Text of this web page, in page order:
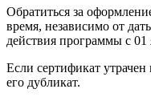
Обратиться за
время, независимо от
действия программы с 01
Если сертификат
его дубликат.